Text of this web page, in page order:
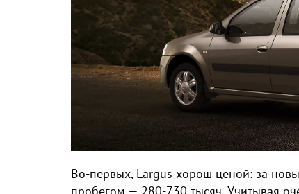
Во-первых, Largus хорош ценой: за
пробегом — 280-730 тысяч. Учитывая